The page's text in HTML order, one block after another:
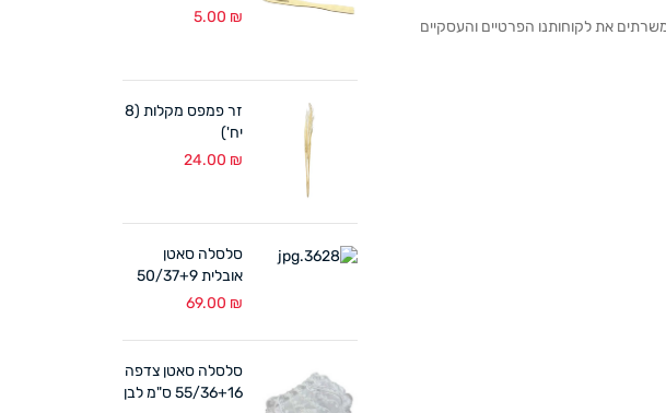
והמרשים ביותר בצפון המשתרע על 800 מטרים, וממנו אנו משרתים את לקוחותנו הפרטיים והעסקיים
5.00 ₪
זר פמפס מקלות (8
יח')
24.00 ₪
סלסלה סאטן
אובלית 50/37+9
ס"מ לבן
69.00 ₪
סלסלה סאטן צדפה
55/36+16 ס"מ לבן